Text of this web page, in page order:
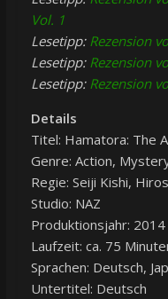
Vol. 1
Lesetipp: Rezension
Lesetipp: Rezension
Lesetipp: Rezension
Details
Titel: Hamatora: The
Genre: Action,
Regie: Seiji Kishi,
Studio: NAZ
Produktionsjahr: 2014
Laufzeit: ca. 75
Sprachen: Deutsch,
Untertitel: Deutsch